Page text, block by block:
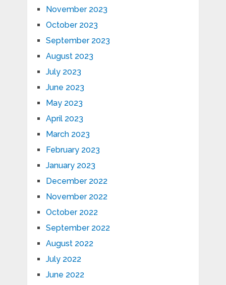
November 2023
October 2023
September 2023
August 2023
July 2023
June 2023
May 2023
April 2023
March 2023
February 2023
January 2023
December 2022
November 2022
October 2022
September 2022
August 2022
July 2022
June 2022